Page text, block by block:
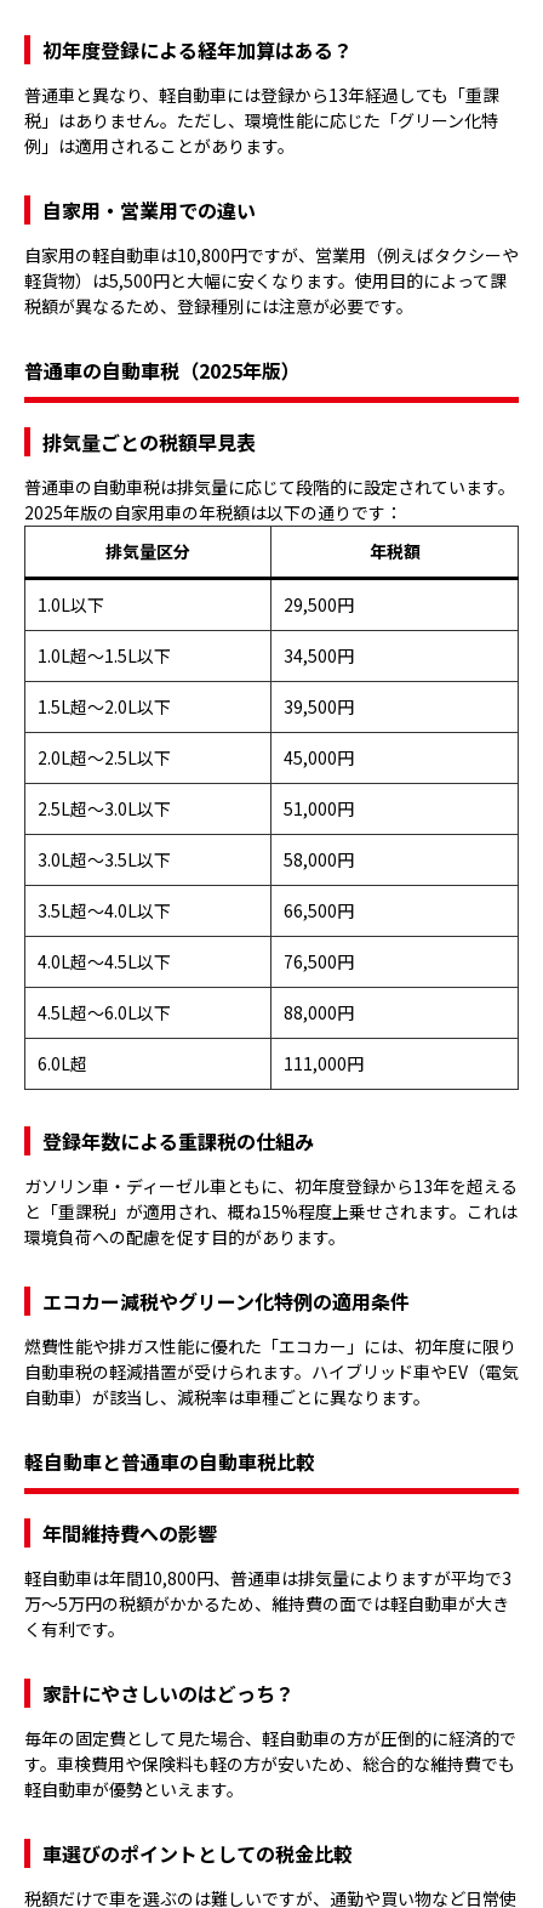
初年度登録による経年加算はある？
普通車と異なり、軽自動車には登録から13年経過しても「重課
税」はありません。ただし、環境性能に応じた「グリーン化特
例」は適用されることがあります。
自家用・営業用での違い
自家用の軽自動車は10,800円ですが、営業用（例えばタクシーや
軽貨物）は5,500円と大幅に安くなります。使用目的によって課
税額が異なるため、登録種別には注意が必要です。
普通車の自動車税（2025年版）
排気量ごとの税額早見表
普通車の自動車税は排気量に応じて段階的に設定されています。
2025年版の自家用車の年税額は以下の通りです：
排気量区分
年税額
1.0L以下 29,500円
1.0L超〜1.5L以下 34,500円
1.5L超〜2.0L以下 39,500円
2.0L超〜2.5L以下 45,000円
2.5L超〜3.0L以下 51,000円
3.0L超〜3.5L以下 58,000円
3.5L超〜4.0L以下 66,500円
4.0L超〜4.5L以下 76,500円
4.5L超〜6.0L以下 88,000円
6.0L超 111,000円
登録年数による重課税の仕組み
ガソリン車・ディーゼル車ともに、初年度登録から13年を超える
と「重課税」が適用され、概ね15%程度上乗せされます。これは
環境負荷への配慮を促す目的があります。
エコカー減税やグリーン化特例の適用条件
燃費性能や排ガス性能に優れた「エコカー」には、初年度に限り
自動車税の軽減措置が受けられます。ハイブリッド車やEV（電気
自動車）が該当し、減税率は車種ごとに異なります。
軽自動車と普通車の自動車税比較
年間維持費への影響
軽自動車は年間10,800円、普通車は排気量によりますが平均で3
万〜5万円の税額がかかるため、維持費の面では軽自動車が大き
く有利です。
家計にやさしいのはどっち？
毎年の固定費として見た場合、軽自動車の方が圧倒的に経済的で
す。車検費用や保険料も軽の方が安いため、総合的な維持費でも
軽自動車が優勢といえます。
車選びのポイントとしての税金比較
税額だけで車を選ぶのは難しいですが、通勤や買い物など日常使